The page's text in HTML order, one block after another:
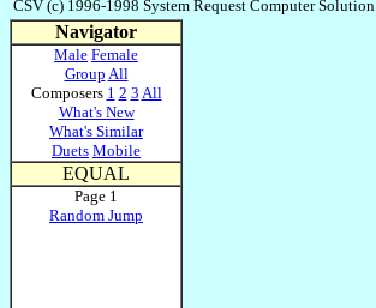
CSV (c) 1996-1998 System Request Computer Solution
Navigator
Male Female
Group All
Composers 1 2 3 All
What's New
What's Similar
Duets Mobile
EQUAL
Page 1
Random Jump